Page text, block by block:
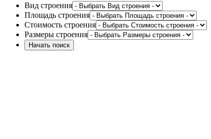
Вид строения
Площадь строения
Стоимость строения
Размеры строения